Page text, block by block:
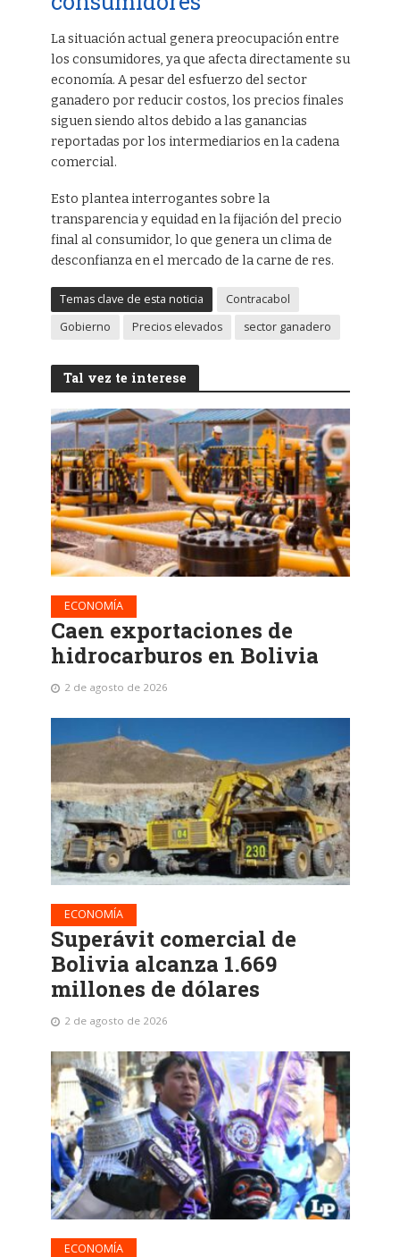
La situación actual genera preocupación entre
los consumidores, ya que afecta directamente su
economía. A pesar del esfuerzo del sector
ganadero por reducir costos, los precios finales
siguen siendo altos debido a las ganancias
reportadas por los intermediarios en la cadena
comercial.
Esto plantea interrogantes sobre la
transparencia y equidad en la fijación del precio
final al consumidor, lo que genera un clima de
desconfianza en el mercado de la carne de res.
Temas clave de esta noticia
Contracabol
Gobierno
Precios elevados sector ganadero
Tal vez te interese
ECONOMÍA
Caen exportaciones de
hidrocarburos en Bolivia
2 de agosto de 2026
ECONOMÍA
Superávit comercial de
Bolivia alcanza 1.669
millones de dólares
2 de agosto de 2026
ECONOMÍA